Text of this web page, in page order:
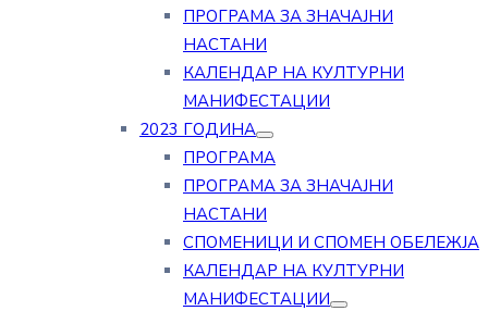
ПРОГРАМА ЗА ЗНАЧАЈНИ
НАСТАНИ
КАЛЕНДАР НА КУЛТУРНИ
МАНИФЕСТАЦИИ
2023 ГОДИНА
ПРОГРАМА
ПРОГРАМА ЗА ЗНАЧАЈНИ
НАСТАНИ
СПОМЕНИЦИ И СПОМЕН ОБЕЛЕЖЈА
КАЛЕНДАР НА КУЛТУРНИ
МАНИФЕСТАЦИИ